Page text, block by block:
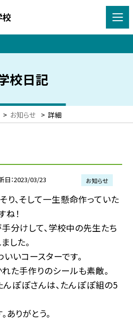
校
校日記
> お知らせ > 詳細
日 2023/03/23 お知らせ
り、そして一生懸命作っていた
ね！
分けして、学校中の先生たち
した。
いコースターです。
た手作りのシールも素敵。
んぽぽさんは、たんぽぽ組の5
ありがとう。